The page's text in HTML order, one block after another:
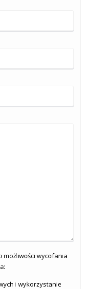
możliwości wycofania
i wykorzystanie